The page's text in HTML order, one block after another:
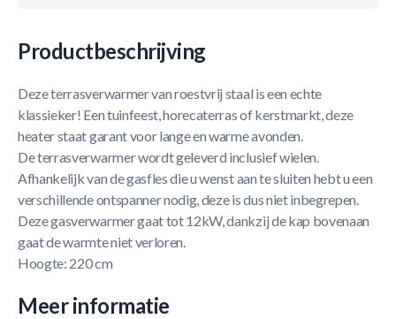
Productbeschrijving
Deze terrasverwarmer van roestvrij staal is een echte
klassieker! Een tuinfeest, horecaterras of kerstmarkt, deze
heater staat garant voor lange en warme avonden.
De terrasverwarmer wordt geleverd inclusief wielen.
Afhankelijk van de gasfles die u wenst aan te sluiten hebt u een
verschillende ontspanner nodig, deze is dus niet inbegrepen.
Deze gasverwarmer gaat tot 12kW, dankzij de kap bovenaan
gaat de warmte niet verloren.
Hoogte: 220 cm
Meer informatie